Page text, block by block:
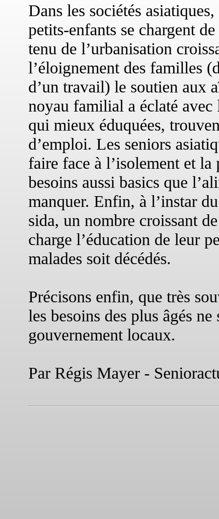
Dans les sociétés
petits-enfants se chargent
tenu de l’urbanisation
l’éloignement des familles
d’un travail) le soutien aux
noyau familial a éclaté avec
qui mieux éduquées,
d’emploi. Les seniors
faire face à l’isolement et la
besoins aussi basics que
manquer. Enfin, à l’instar
sida, un nombre croissant
charge l’éducation de leur
malades soit décédés.
Précisons enfin, que très
les besoins des plus âgés
gouvernement locaux.
Par Régis Mayer -